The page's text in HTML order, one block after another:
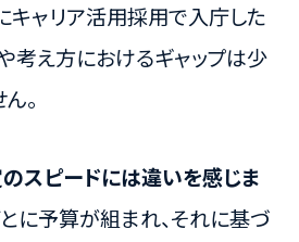
キャリア活用採用で入庁した
考え方におけるギャップは少
。
スピードには違いを感じま
に予算が組まれ、それに基づ